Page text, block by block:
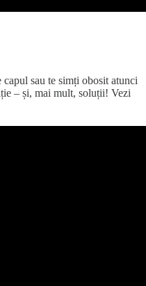
sau te simți obosit atunci
– și, mai mult, soluții! Vezi